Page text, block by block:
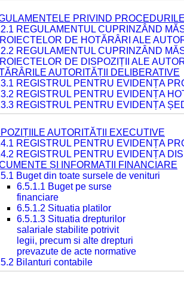
PRIVIND
REGULAMENTUL CUPRINZÂND
DE HOTĂRÂRI ALE
REGULAMENTUL CUPRINZÂND
DE DISPOZIȚII ALE
AUTORITĂȚII DELIBERATIVE
REGISTRUL PENTRU EVIDENȚA
REGISTRUL PENTRU EVIDENȚA
REGISTRUL PENTRU EVIDENȚA
AUTORITĂȚII EXECUTIVE
REGISTRUL PENTRU EVIDENȚA
REGISTRUL PENTRU EVIDENȚA
ȘI INFORMAȚII FINANCIARE
Buget din toate sursele de venituri
6.5.1.1 Buget pe surse
financiare
6.5.1.2 Situatia platilor
6.5.1.3 Situatia drepturilor
salariale stabilite potrivit
legii, precum si alte drepturi
prevazute de acte normative
Bilanturi contabile